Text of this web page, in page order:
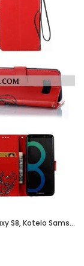
Kuori Samsung Galaxy S8, Kuoret Samsung Galaxy S8, Kotelo Samsung Galaxy S8 Nahkakuori Silikoni Puna